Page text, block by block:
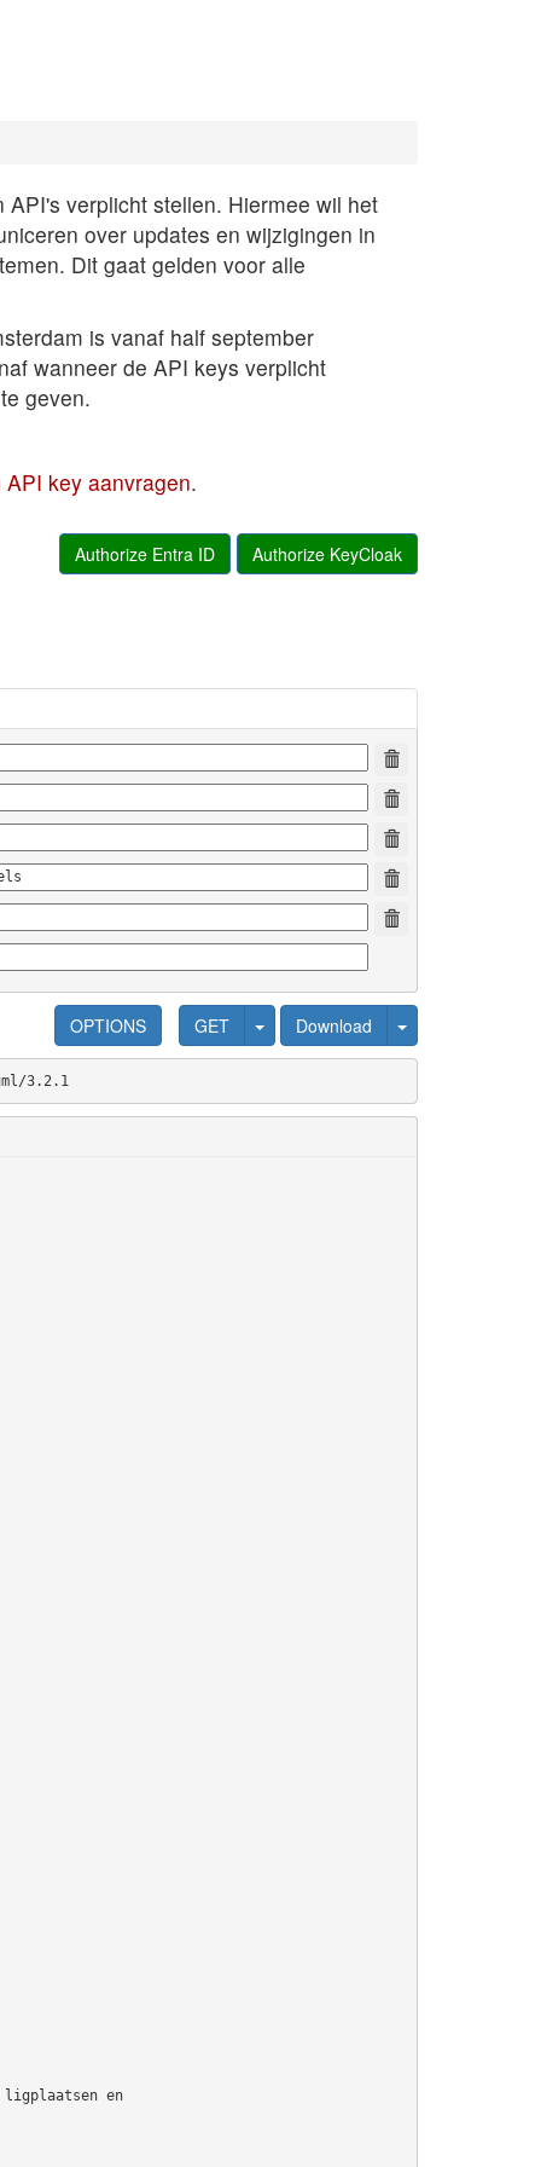
verplicht stellen. Hiermee wil het
over updates en wijzigingen in
Dit gaat gelden voor alle
is vanaf half september
wanneer de API keys verplicht
geven.
key aanvragen.
Authorize KeyCloak
Authorize Entra ID
GET Download
OPTIONS
3.2.1
ligplaatsen en